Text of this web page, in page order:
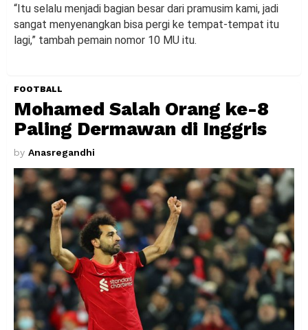
“Itu selalu menjadi bagian besar dari pramusim kami, jadi
sangat menyenangkan bisa pergi ke tempat-tempat itu
lagi,” tambah pemain nomor 10 MU itu.
FOOTBALL
Mohamed Salah Orang ke-8
Paling Dermawan di Inggris
by Anasregandhi